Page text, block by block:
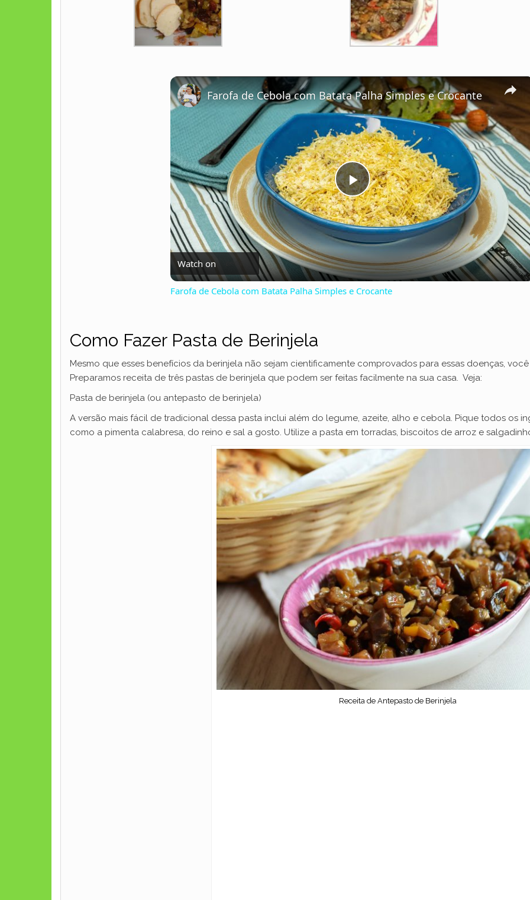
×
P
l
a
i
e
o
Farofa de Cebola com Batata Palha Simples e Crocante
Watch on
Farofa de Cebola com Batata Palha Simples e Crocante
Como Fazer Pasta de Berinjela
Mesmo que esses benefícios da berinjela não sejam cientificamente comprovados para essas doenças,
Preparamos receita de três pastas de berinjela que podem ser feitas facilmente na sua casa. Veja:
Pasta de berinjela (ou antepasto de berinjela)
A versão mais fácil de tradicional dessa pasta inclui além do legume, azeite, alho e cebola. Pique todos os
como a pimenta calabresa, do reino e sal a gosto. Utilize a pasta em torradas, biscoitos de arroz e
Receita de Antepasto de Berinjela